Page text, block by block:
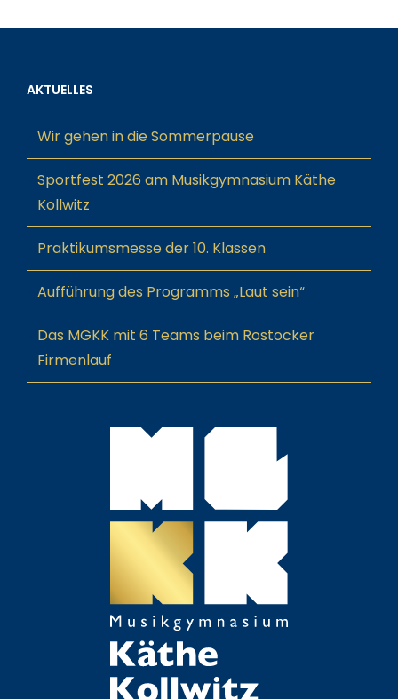
AKTUELLES
Wir gehen in die Sommerpause
Sportfest 2026 am Musikgymnasium Käthe
Kollwitz
Praktikumsmesse der 10. Klassen
Aufführung des Programms „Laut sein“
Das MGKK mit 6 Teams beim Rostocker
Firmenlauf